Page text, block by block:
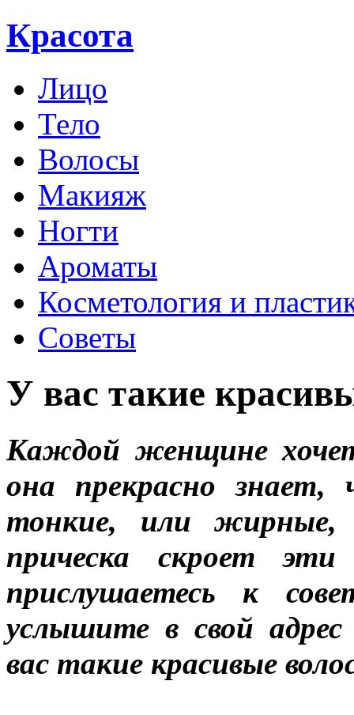
Красота
Лицо
Тело
Волосы
Макияж
Ногти
Ароматы
Косметология и
Советы
У вас такие
Каждой женщине
она прекрасно
тонкие, или жирные,
прическа скроет
прислушаетесь к
услышите в свой
вас такие красивые